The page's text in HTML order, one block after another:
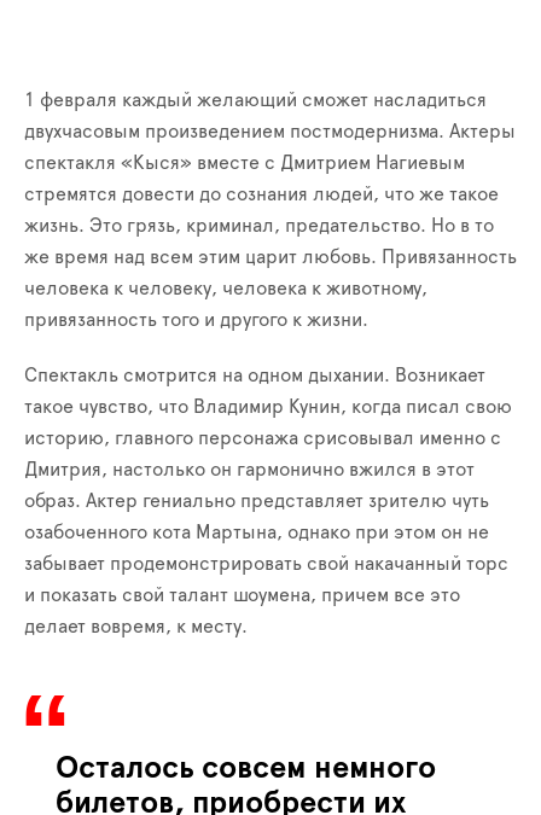
1 февраля каждый желающий сможет насладиться
двухчасовым произведением постмодернизма. Актеры
спектакля «Кыся» вместе с Дмитрием Нагиевым
стремятся довести до сознания людей, что же такое
жизнь. Это грязь, криминал, предательство. Но в то
же время над всем этим царит любовь. Привязанность
человека к человеку, человека к животному,
привязанность того и другого к жизни.
Спектакль смотрится на одном дыхании. Возникает
такое чувство, что Владимир Кунин, когда писал свою
историю, главного персонажа срисовывал именно с
Дмитрия, настолько он гармонично вжился в этот
образ. Актер гениально представляет зрителю чуть
озабоченного кота Мартына, однако при этом он не
забывает продемонстрировать свой накачанный торс
и показать свой талант шоумена, причем все это
делает вовремя, к месту.
Осталось совсем немного
билетов, приобрести их